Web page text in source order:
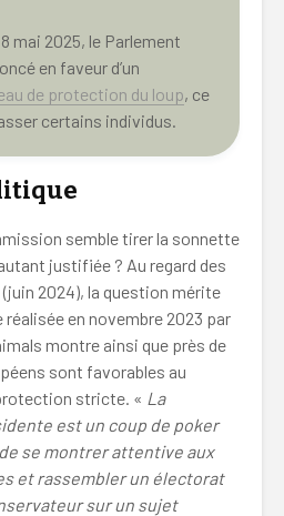
mai 2025, le Parlement
en faveur d’un
de protection du loup, ce
certains individus.
semble tirer la sonnette
justifiée ? Au regard des
2024), la question mérite
réalisée en novembre 2023 par
montre ainsi que près de
sont favorables au
stricte. « La
est un coup de poker
se montrer attentive aux
et rassembler un électorat
sur un sujet